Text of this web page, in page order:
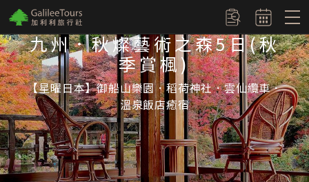
logo 訂單查詢
九州．秋燦藝術之森5日(秋
季賞楓)
【星曜日本】御船山樂園．稻荷神社．雲仙纜車．
溫泉飯店癒宿